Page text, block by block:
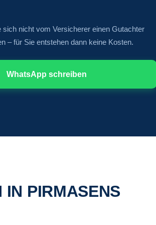
nicht vom Versicherer einen Gutachter
– für Sie entstehen dann keine Kosten.
WhatsApp schreiben
PIRMASENS